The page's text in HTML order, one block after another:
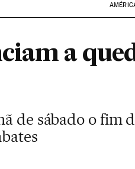
a
de sábado o fim